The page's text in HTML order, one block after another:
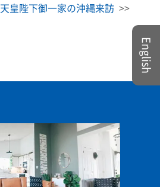
天皇陛下御一家の沖縄来訪 >>
English